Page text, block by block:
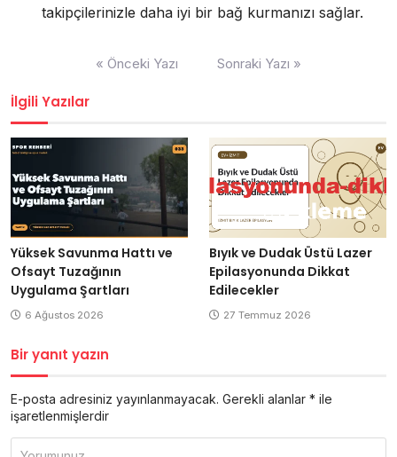
takipçilerinizle daha iyi bir bağ kurmanızı sağlar.
« Önceki Yazı Sonraki Yazı »
İlgili Yazılar
Yüksek Savunma Hattı ve
Ofsayt Tuzağının
Uygulama Şartları
6 Ağustos 2026
Bıyık ve Dudak Üstü Lazer
Epilasyonunda Dikkat
Edilecekler
27 Temmuz 2026
Bir yanıt yazın
E-posta adresiniz yayınlanmayacak. Gerekli alanlar * ile
işaretlenmişlerdir